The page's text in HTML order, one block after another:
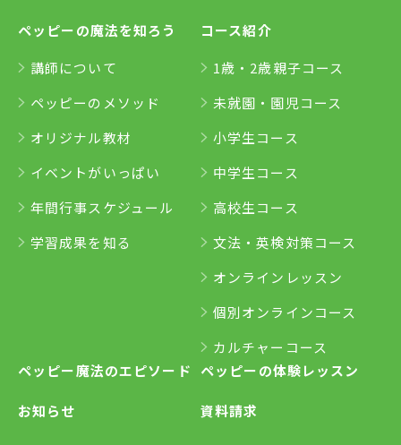
ペッピーの魔法を知ろう
講師について
ペッピーのメソッド
オリジナル教材
イベントがいっぱい
年間行事スケジュール
学習成果を知る
コース紹介
1歳・2歳親子コース
未就園・園児コース
小学生コース
中学生コース
高校生コース
文法・英検対策コース
オンラインレッスン
個別オンラインコース
カルチャーコース
ペッピー魔法のエピソード
お知らせ
ペッピーの体験レッスン
資料請求